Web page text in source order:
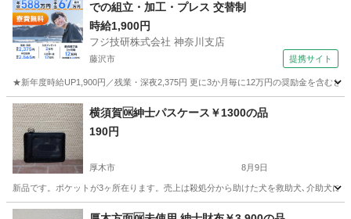
での組立・加工・プレス 交替制
時給1,900円
フジ技研株式会社 神奈川支店
藤沢市 提携サイト
★新年度時給UP1,900円／残業・深夜2,375円 更に3か月毎に12万円の奨励金を含む
神奈川 藤沢市 その他
横須賀🆗紳士パスケース￥1300の品
190円
厚木市 8月9日
新品です。ポケットが3ヶ所在ります。売上は殺処分から助けた犬を救助犬､介助犬に
神奈川 厚木市 その他 神奈川 横須賀市